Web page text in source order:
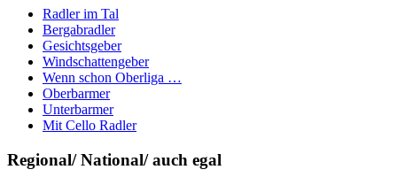
Radler im Tal
Bergabradler
Gesichtsgeber
Windschattengeber
Wenn schon Oberliga …
Oberbarmer
Unterbarmer
Mit Cello Radler
Regional/ National/ auch egal